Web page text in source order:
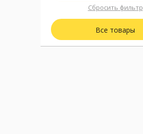
Сбросить фильтр
Все товары